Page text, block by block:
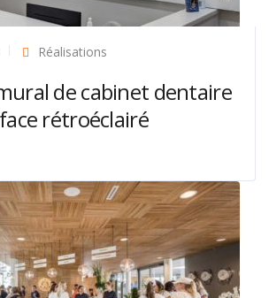
Réalisations
de cabinet dentaire
rétroéclairé